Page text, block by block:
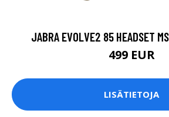
JABRA EVOLVE2 85 HEADSET
499 EUR
LISÄTIETOJA